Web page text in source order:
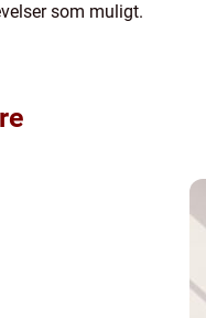
som muligt.